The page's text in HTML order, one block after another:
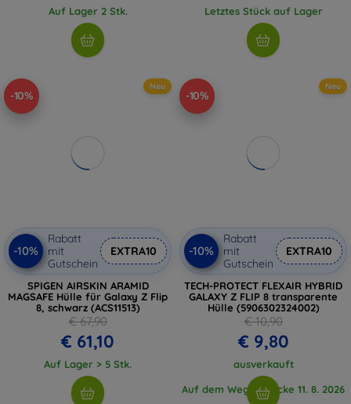
Auf Lager 2 Stk. Letztes Stück auf Lager
-10%
Neu
-10%
Rabatt
mit
Gutschein
EXTRA10
SPIGEN AIRSKIN ARAMID
MAGSAFE Hülle für Galaxy Z Flip
8, schwarz (ACS11513)
€ 67,90
€ 61,10
Auf Lager > 5 Stk.
-10%
Neu
-10%
Rabatt
mit
Gutschein
EXTRA10
TECH-PROTECT FLEXAIR HYBRID
GALAXY Z FLIP 8 transparente
Hülle (5906302324002)
€ 10,90
€ 9,80
ausverkauft
Auf dem Weg 2 Stücke 11. 8. 2026